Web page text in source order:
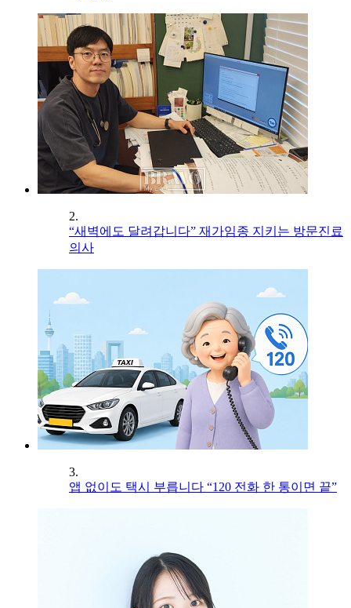
2.
“새벽에도 달려갑니다” 재가임종 지키는 방문진료
의사
3.
앱 없이도 택시 부릅니다 “120 전화 한 통이면 끝”